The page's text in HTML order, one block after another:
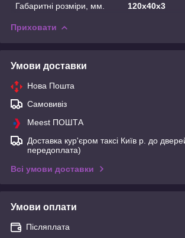
Габаритні розміри, мм.
120х40х3
Приховати
Умови доставки
Нова Пошта
Самовивіз
Meest ПОШТА
Доставка кур'єром таксі Київ р. до
передоплата)
Всі умови доставки
Умови оплати
Післяплата